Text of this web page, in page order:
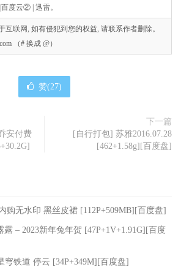
度云② | 迅雷。
联网, 如有侵犯到您的权益, 请联系作者删除。
（# 换成 @）
赞(27)
安付费
下一篇
[自行打包] 苏雅2016.07.28
[462+1.58g][百度盘]
购无水印 黑丝皮裙 [112P+509MB][百度盘]
– 2023新年兔年贺 [47P+1V+1.91G][百度
穹铁道 停云 [34P+349M][百度盘]